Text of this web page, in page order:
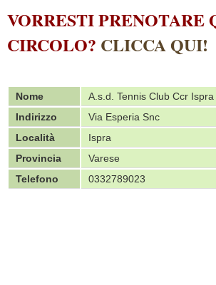
VORRESTI PRENOTARE
CIRCOLO? CLICCA QUI!
Nome
A.s.d. Tennis Club Ccr Ispra
Indirizzo
Via Esperia Snc
Località
Ispra
Provincia
Varese
Telefono
0332789023